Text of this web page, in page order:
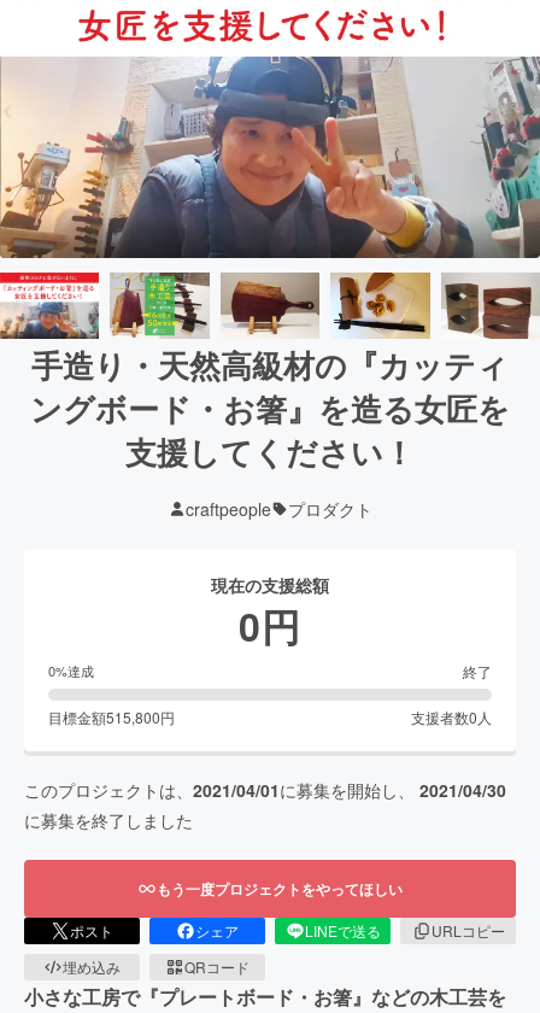
手造り・天然高級材の『カッティ
ングボード・お箸』を造る女匠を
支援してください！
craftpeople プロダクト
現在の支援総額
0円
0%達成 終了
目標金額515,800円 支援者数0 人
このプロジェクトは、 2021/04/01に募集を開始し、 2021/04/30
に募集を終了しました
もう一度プロジェクトをやってほしい
ポスト シェア LINEで送る
URLコピー
埋め込み
QRコード
小さな工房で『プレートボード・お箸』などの木工芸を